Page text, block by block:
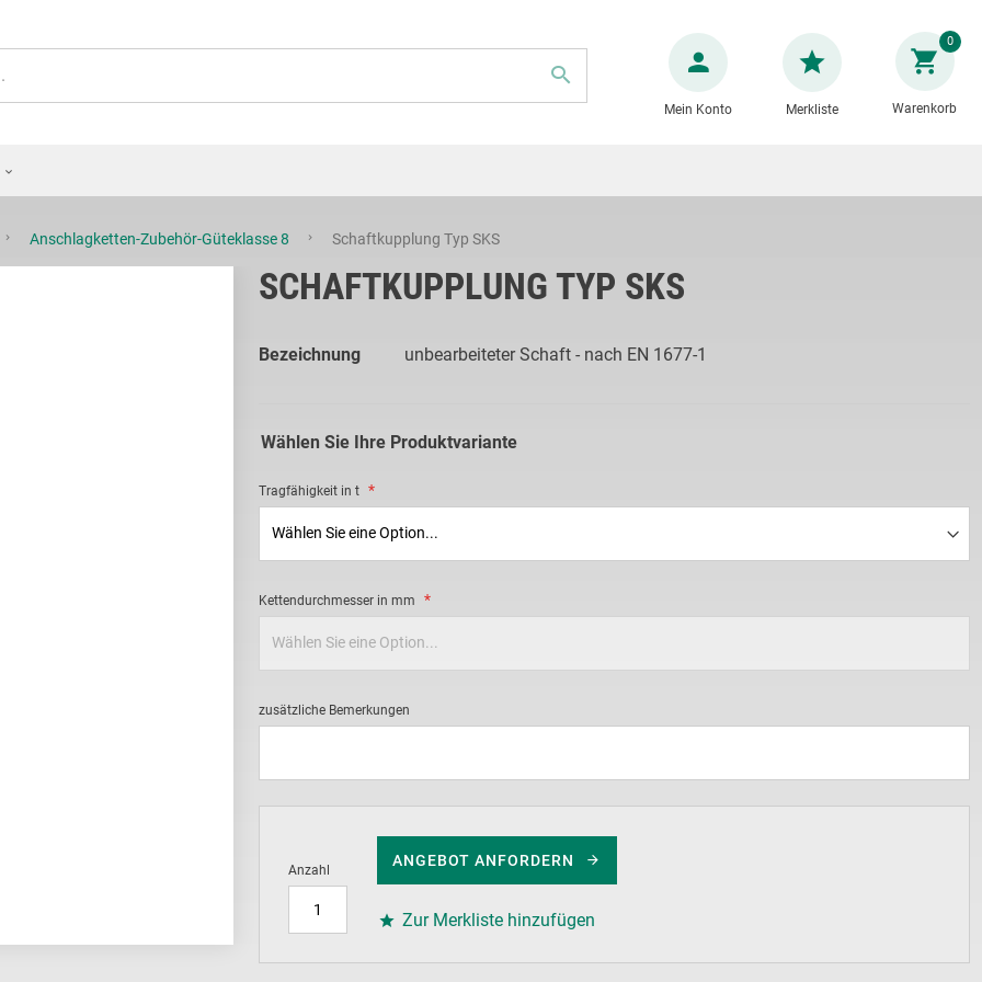
Zum
Inhalt
springen
Mein Konto Merkliste Warenkorb
0
Anschlagketten-Zubehör-Güteklasse 8 Schaftkupplung Typ SKS
SCHAFTKUPPLUNG TYP SKS
Bezeichnung unbearbeiteter Schaft - nach EN 1677-1
Wählen Sie Ihre Produktvariante
Tragfähigkeit in t
Kettendurchmesser in mm
zusätzliche Bemerkungen
Anzahl
ANGEBOT ANFORDERN
Zur Merkliste hinzufügen